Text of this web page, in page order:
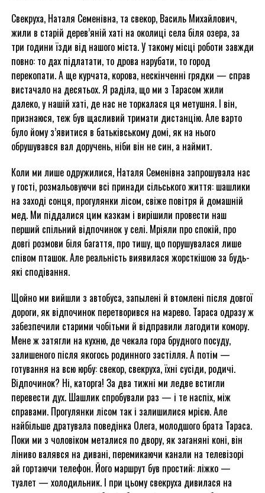
Свекруха, Наталя Семенівна, та свекор, Василь Михайлович,
жили в старій дерев’яній хаті на околиці села біля озера, за
три години їзди від нашого міста. У такому місці роботи завжди
повно: то дах підлатати, то дрова нарубати, то город
перекопати. А ще курчата, корова, нескінченні грядки — справ
вистачало на десятьох. Я раділа, що ми з Тарасом жили
далеко, у нашій хаті, де нас не торкалася ця метушня. І він,
признаюся, теж був щасливий тримати дистанцію. Але варто
було йому з’явитися в батьківському домі, як на нього
обрушувався вал доручень, ніби він не син, а наймит.
Коли ми лише одружилися, Наталя Семенівна запрошувала нас
у гості, розмальовуючи всі принади сільського життя: шашлики
на заході сонця, прогулянки лісом, свіже повітря й домашній
мед. Ми піддалися цим казкам і вирішили провести наш
перший спільний відпочинок у селі. Мріяли про спокій, про
довгі розмови біля багаття, про тишу, що порушувалася лише
співом пташок. Але реальність виявилася жорсткішою за будь-
які сподівання.
Щойно ми вийшли з автобуса, запылені й втомлені після довгої
дороги, як відпочинок перетворився на марево. Тараса одразу ж
забезпечили старими чобітьми й відправили лагодити комору.
Мене ж затягли на кухню, де чекала гора брудного посуду,
залишеного після якогось родинного застілля. А потім —
готування на всю юрбу: свекор, свекруха, їхні сусіди, родичі.
Відпочинок? Ні, каторга! За два тижні ми ледве встигли
перевести дух. Шашлик спробували раз — і те наспіх, між
справами. Прогулянки лісом так і залишилися мрією. Але
найбільше дратувала поведінка Олега, молодшого брата Тараса.
Поки ми з чоловіком металися по двору, як заганяні коні, він
ліниво валявся на дивані, перемикаючи канали на телевізорі
ай гортаючи телефон. Його маршрут був простий: ліжко —
туалет — холодильник. І при цьому свекруха дивилася на